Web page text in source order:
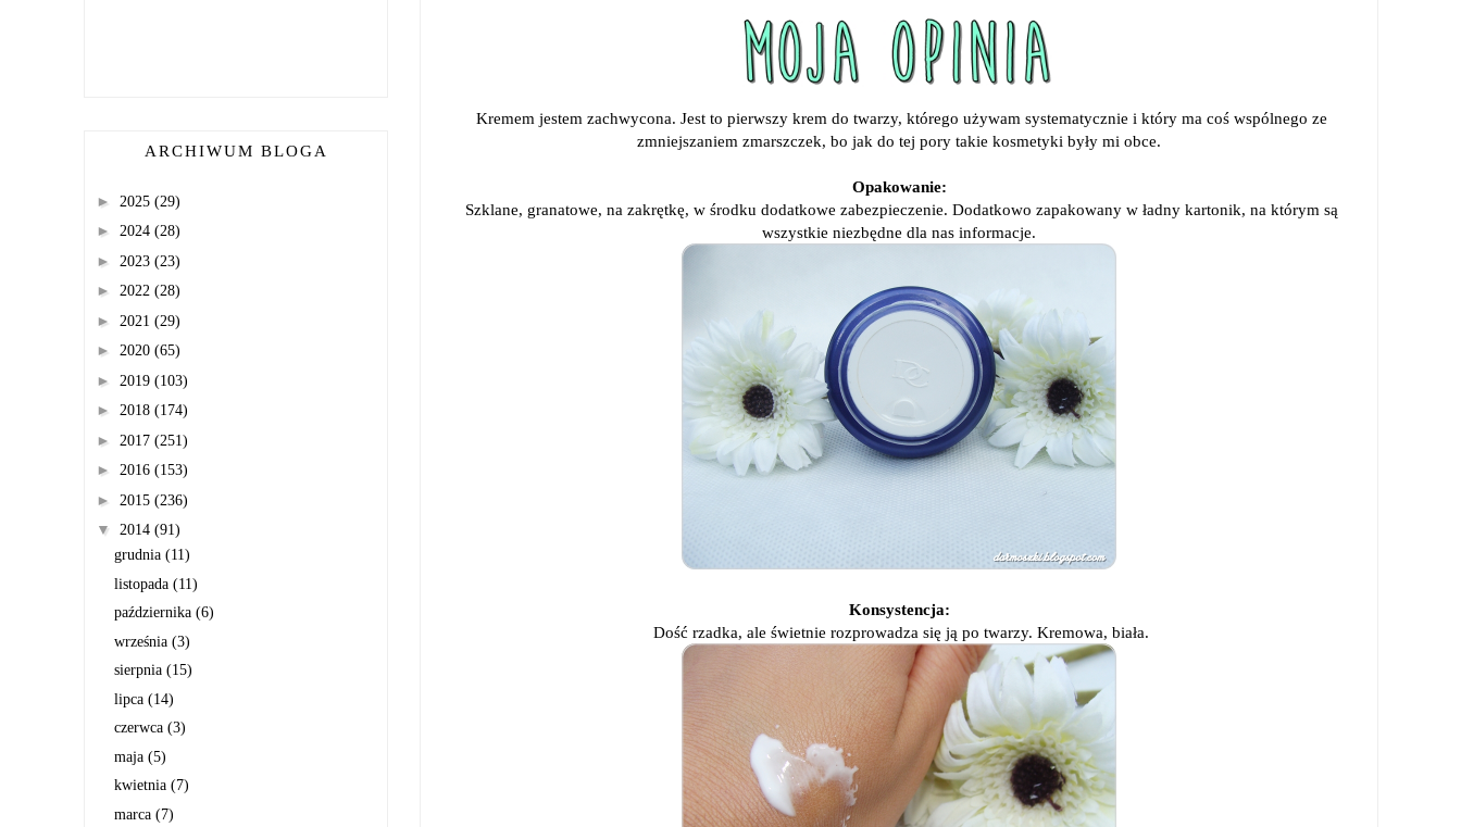
Kremem jestem zachwycona. Jest to pierwszy krem do twarzy, którego używam systematycznie i który ma coś wspólnego ze
zmniejszaniem zmarszczek, bo jak do tej pory takie kosmetyki były mi obce.
Opakowanie:
Szklane, granatowe, na zakrętkę, w środku dodatkowe zabezpieczenie. Dodatkowo zapakowany w ładny kartonik, na którym są
wszystkie niezbędne dla nas informacje.
Konsystencja:
Dość rzadka, ale świetnie rozprowadza się ją po twarzy. Kremowa, biała.
ARCHIWUM BLOGA
► 2025 (29)
► 2024 (28)
► 2023 (23)
► 2022 (28)
► 2021 (29)
► 2020 (65)
► 2019 (103)
► 2018 (174)
► 2017 (251)
► 2016 (153)
► 2015 (236)
▼ 2014 (91)
grudnia (11)
listopada (11)
października (6)
września (3)
sierpnia (15)
lipca (14)
czerwca (3)
maja (5)
kwietnia (7)
marca (7)